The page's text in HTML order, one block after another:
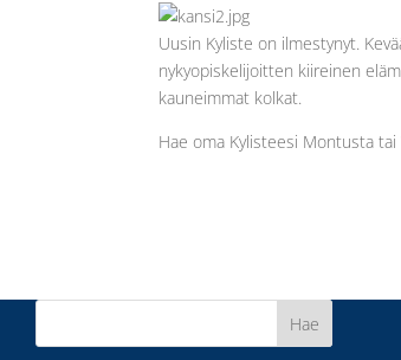
Uusin Kyliste on ilmestynyt.
nykyopiskelijoitten kiireinen
kauneimmat kolkat.
Hae oma Kylisteesi Montusta